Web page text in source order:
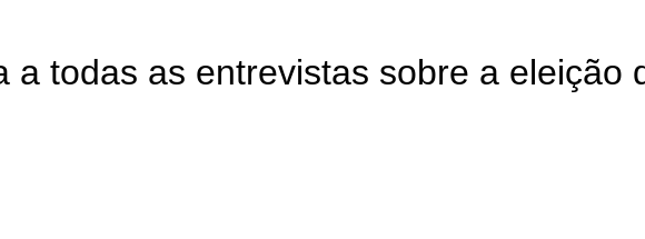
a todas as entrevistas sobre a eleição